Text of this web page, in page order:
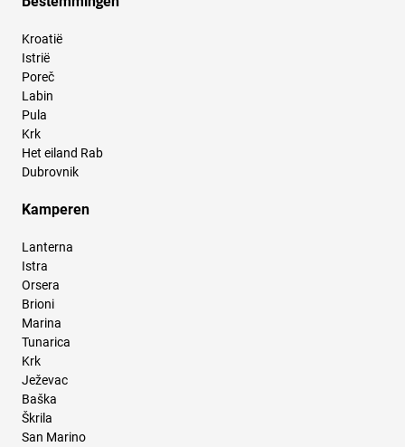
Kroatië
Istrië
Poreč
Labin
Pula
Krk
Het eiland Rab
Dubrovnik
Kamperen
Lanterna
Istra
Orsera
Brioni
Marina
Tunarica
Krk
Ježevac
Baška
Škrila
San Marino